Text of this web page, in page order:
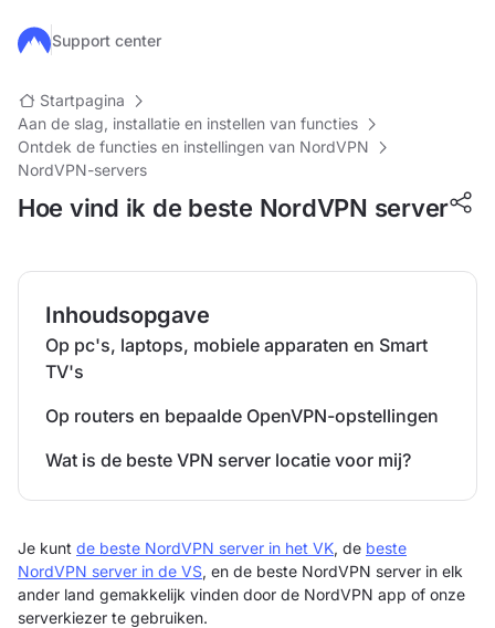
Ga naar de hoofdinhoud
Support center
Startpagina
Aan de slag, installatie en instellen van functies
Ontdek de functies en instellingen van NordVPN
NordVPN-servers
Hoe vind ik de beste NordVPN server
Inhoudsopgave
Op pc's, laptops, mobiele apparaten en Smart
TV's
Op routers en bepaalde OpenVPN-opstellingen
Wat is de beste VPN server locatie voor mij?
Je kunt de beste NordVPN server in het VK, de beste
NordVPN server in de VS, en de beste NordVPN server in elk
ander land gemakkelijk vinden door de NordVPN app of onze
serverkiezer te gebruiken.